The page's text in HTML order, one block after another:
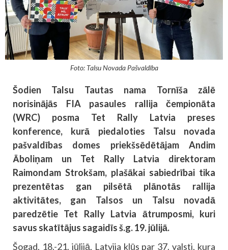
Foto: Talsu Novada Pašvaldība
Šodien Talsu Tautas nama Tornīša zālē
norisinājās FIA pasaules rallija čempionāta
(WRC) posma Tet Rally Latvia preses
konference, kurā piedaloties Talsu novada
pašvaldības domes priekšsēdētājam Andim
Āboliņam un Tet Rally Latvia direktoram
Raimondam Strokšam, plašākai sabiedrībai tika
prezentētas gan pilsētā plānotās rallija
aktivitātes, gan Talsos un Talsu novadā
paredzētie Tet Rally Latvia ātrumposmi, kuri
savus skatītājus sagaidīs š.g. 19. jūlijā.
Šogad, 18.-21. jūlijā, Latvija kļūs par 37. valsti, kura